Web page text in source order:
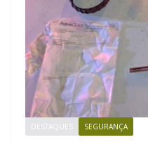
DESTAQUES SEGURANÇA